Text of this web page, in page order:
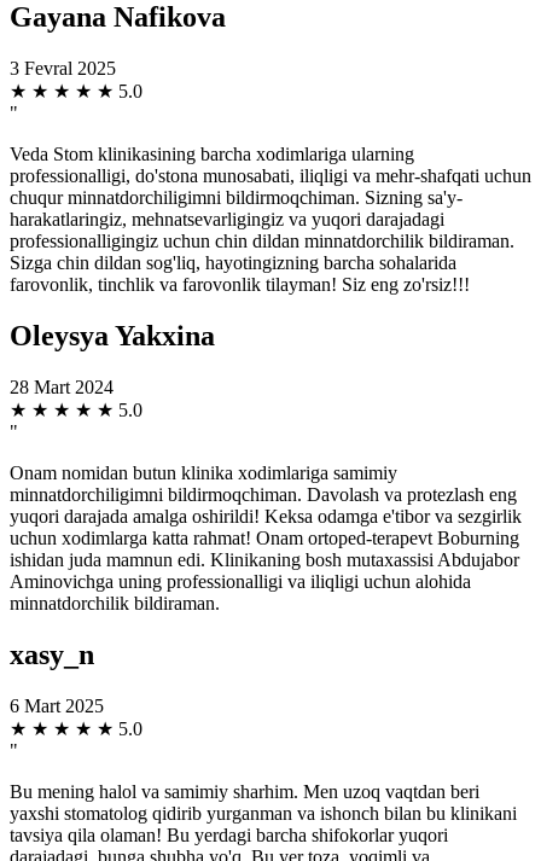
Gayana Nafikova
3 Fevral 2025
★ ★ ★ ★ ★ 5.0
"
Veda Stom klinikasining barcha xodimlariga ularning
professionalligi, do'stona munosabati, iliqligi va mehr-shafqati uchun
chuqur minnatdorchiligimni bildirmoqchiman. Sizning sa'y-
harakatlaringiz, mehnatsevarligingiz va yuqori darajadagi
professionalligingiz uchun chin dildan minnatdorchilik bildiraman.
Sizga chin dildan sog'liq, hayotingizning barcha sohalarida
farovonlik, tinchlik va farovonlik tilayman! Siz eng zo'rsiz!!!
Oleysya Yakxina
28 Mart 2024
★ ★ ★ ★ ★ 5.0
"
Onam nomidan butun klinika xodimlariga samimiy
minnatdorchiligimni bildirmoqchiman. Davolash va protezlash eng
yuqori darajada amalga oshirildi! Keksa odamga e'tibor va sezgirlik
uchun xodimlarga katta rahmat! Onam ortoped-terapevt Boburning
ishidan juda mamnun edi. Klinikaning bosh mutaxassisi Abdujabor
Aminovichga uning professionalligi va iliqligi uchun alohida
minnatdorchilik bildiraman.
xasy_n
6 Mart 2025
★ ★ ★ ★ ★ 5.0
"
Bu mening halol va samimiy sharhim. Men uzoq vaqtdan beri
yaxshi stomatolog qidirib yurganman va ishonch bilan bu klinikani
tavsiya qila olaman! Bu yerdagi barcha shifokorlar yuqori
darajadagi, bunga shubha yo'q. Bu yer toza, yoqimli va